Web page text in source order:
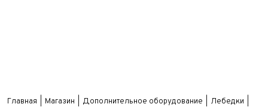
Главная Магазин Дополнительное оборудование
Лебедки